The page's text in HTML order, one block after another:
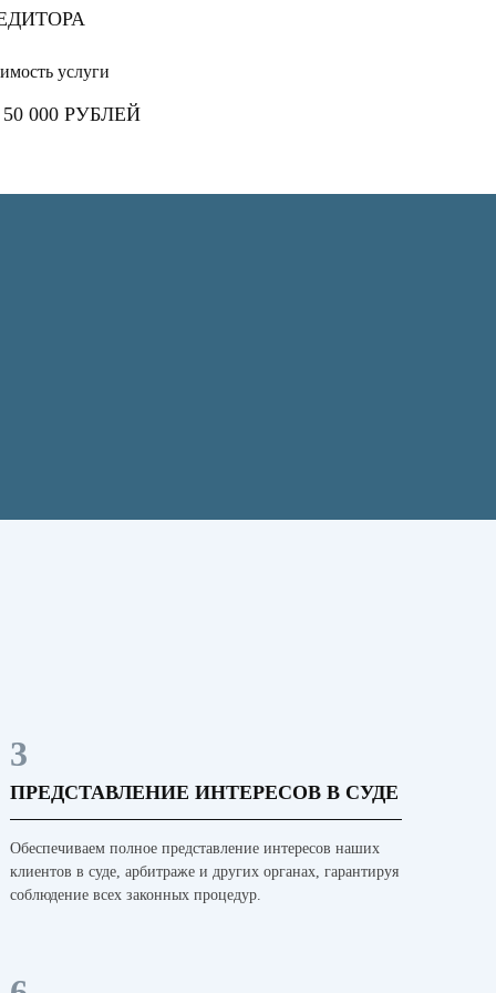
услуги
000 РУБЛЕЙ
3
ПРЕДСТАВЛЕНИЕ ИНТЕРЕСОВ В СУДЕ
Обеспечиваем полное представление интересов наших
клиентов в суде, арбитраже и других органах, гарантируя
соблюдение всех законных процедур.